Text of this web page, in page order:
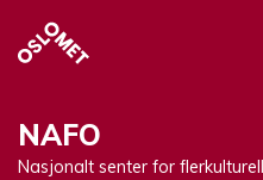
NAFO
Nasjonalt senter for